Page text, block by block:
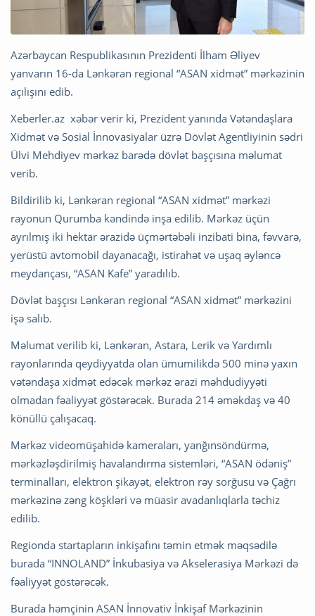
Azərbaycan Respublikasının Prezidenti İlham Əliyev
yanvarın 16-da Lənkəran regional “ASAN xidmət” mərkəzinin
açılışını edib.
Xeberler.az xəbər verir ki, Prezident yanında Vətəndaşlara
Xidmət və Sosial İnnovasiyalar üzrə Dövlət Agentliyinin sədri
Ülvi Mehdiyev mərkəz barədə dövlət başçısına məlumat
verib.
Bildirilib ki, Lənkəran regional “ASAN xidmət” mərkəzi
rayonun Qurumba kəndində inşa edilib. Mərkəz üçün
ayrılmış iki hektar ərazidə üçmərtəbəli inzibati bina, fəvvarə,
yerüstü avtomobil dayanacağı, istirahət və uşaq əyləncə
meydançası, “ASAN Kafe” yaradılıb.
Dövlət başçısı Lənkəran regional “ASAN xidmət” mərkəzini
işə salıb.
Məlumat verilib ki, Lənkəran, Astara, Lerik və Yardımlı
rayonlarında qeydiyyatda olan ümumilikdə 500 minə yaxın
vətəndaşa xidmət edəcək mərkəz ərazi məhdudiyyəti
olmadan fəaliyyət göstərəcək. Burada 214 əməkdaş və 40
könüllü çalışacaq.
Mərkəz videomüşahidə kameraları, yanğınsöndürmə,
mərkəzləşdirilmiş havalandırma sistemləri, “ASAN ödəniş”
terminalları, elektron şikayət, elektron rəy sorğusu və Çağrı
mərkəzinə zəng köşkləri və müasir avadanlıqlarla təchiz
edilib.
Regionda startapların inkişafını təmin etmək məqsədilə
burada “INNOLAND” İnkubasiya və Akselerasiya Mərkəzi də
fəaliyyət göstərəcək.
Burada həmçinin ASAN İnnovativ İnkişaf Mərkəzinin